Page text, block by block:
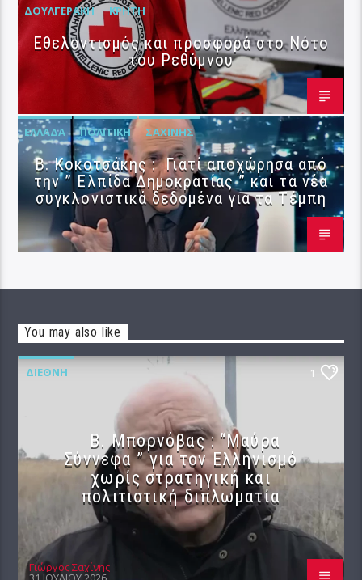
ΔΟΥΛΓΕΡΆΚΗ ΚΡΉΤΗ
Εθελοντισμός και προσφορά στο Νότο
του Ρεθύμνου
ΕΛΛΆΔΑ ΠΟΛΙΤΙΚΉ ΣΑΧΊΝΗΣ
Β. Κοκοτσάκης : Γιατί αποχώρησα από
την ” Ελπίδα Δημοκρατίας ” και τα νέα
συγκλονιστικά δεδομένα για τα Τέμπη
You may also like
ΔΙΕΘΝΉ 1
B. Μπορνόβας : “Μαύρα
Σύννεφα ” για τον Ελληνισμό
χωρίς στρατηγική και
πολιτιστική διπλωματία
Γιώργος Σαχίνης